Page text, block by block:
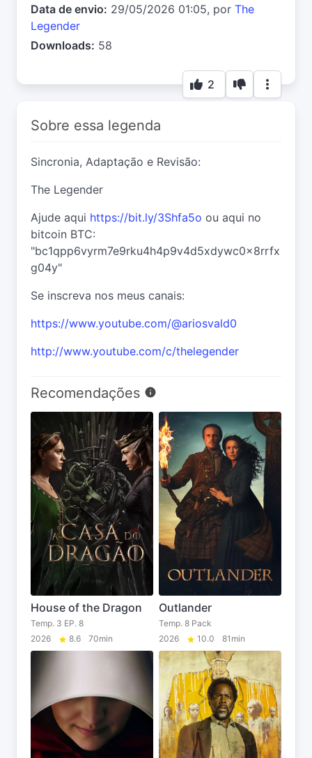
Data de envio: 29/05/2026 01:05, por The
Legender
Downloads: 58
2
Sobre essa legenda
Sincronia, Adaptação e Revisão:
The Legender
Ajude aqui https://bit.ly/3Shfa5o ou aqui no
bitcoin BTC:
"bc1qpp6vyrm7e9rku4h4p9v4d5xdywc0x8rrfx
g04y"
Se inscreva nos meus canais:
https://www.youtube.com/@ariosvald0
http://www.youtube.com/c/thelegender
Recomendações
House of the Dragon
Temp. 3 EP. 8
2026
8.6 70min
Outlander
Temp. 8 Pack
2026
10.0 81min